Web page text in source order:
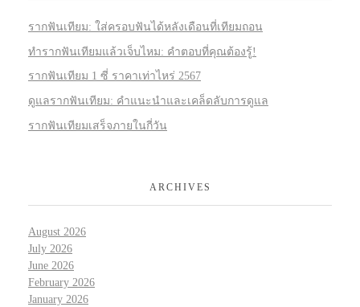
รากฟันเทียม: ใส่ครอบฟันได้หลังเดือนที่เทียมถอน
ทำรากฟันเทียมแล้วเจ็บไหม: คำตอบที่คุณต้องรู้!
รากฟันเทียม 1 ซี่ ราคาเท่าไหร่ 2567
ดูแลรากฟันเทียม: คำแนะนำและเคล็ดลับการดูแล
รากฟันเทียมเสร็จภายในกี่วัน
ARCHIVES
August 2026
July 2026
June 2026
February 2026
January 2026